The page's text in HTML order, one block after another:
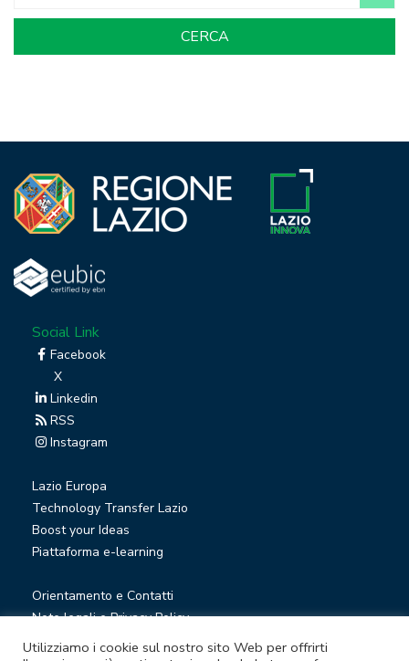
Social Link
Facebook
X
Linkedin
RSS
Instagram
Lazio Europa
Technology Transfer Lazio
Boost your Ideas
Piattaforma e-learning
Orientamento e Contatti
Note legali e Privacy Policy
Privacy Newsletter
Utilizziamo i cookie sul nostro sito Web per offrirti